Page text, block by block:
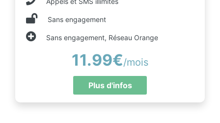
Sans engagement
Sans engagement, Réseau Orange
11.99€/mois
Plus d'infos